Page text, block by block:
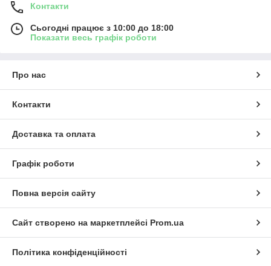
Контакти
Сьогодні працює з 10:00 до 18:00
Показати весь графік роботи
Про нас
Контакти
Доставка та оплата
Графік роботи
Повна версія сайту
Сайт створено на маркетплейсі Prom.ua
Політика конфіденційності